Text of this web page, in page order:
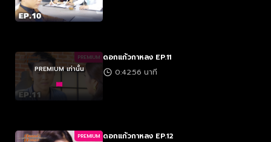
PREMIUM
PREMIUM เท่านั้น
ดอกแก้วกาหลง EP.11
0:42:56 นาที
PREMIUM ดอกแก้วกาหลง EP.12